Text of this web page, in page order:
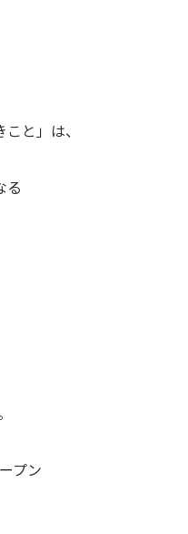
と」は、
る
プン